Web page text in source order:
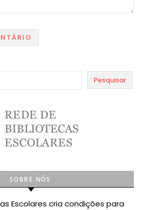
Pesquisar
SOBRE NÓS
Escolares cria condições para